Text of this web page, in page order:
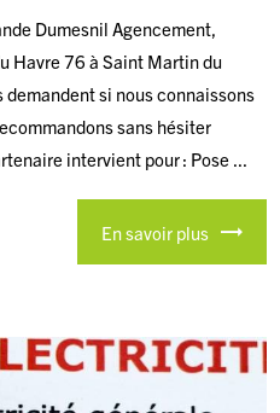
Dumesnil Agencement,
Havre 76 à Saint Martin du
si nous connaissons
sans hésiter
intervient pour : Pose ...
En savoir plus